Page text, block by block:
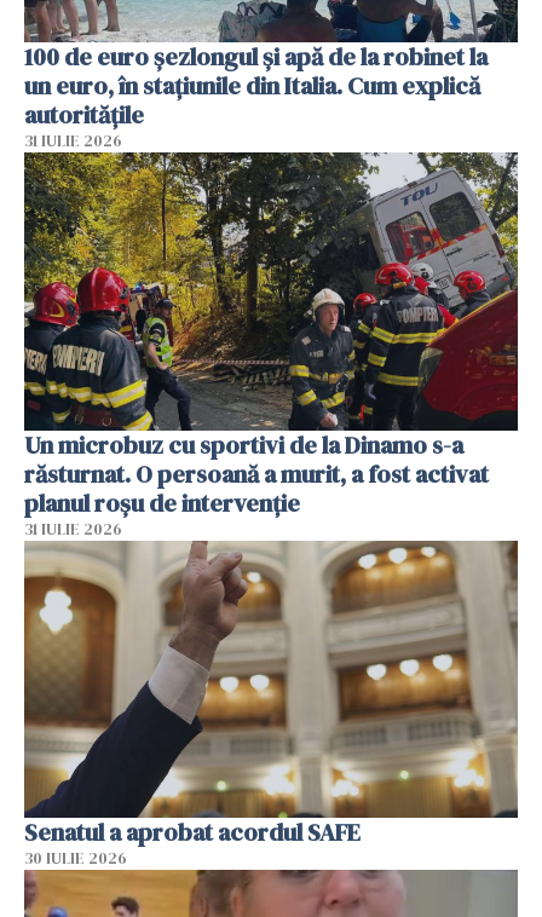
100 de euro șezlongul și apă de la robinet la
un euro, în stațiunile din Italia. Cum explică
autoritățile
31 IULIE 2026
Un microbuz cu sportivi de la Dinamo s-a
răsturnat. O persoană a murit, a fost activat
planul roșu de intervenție
31 IULIE 2026
Senatul a aprobat acordul SAFE
30 IULIE 2026